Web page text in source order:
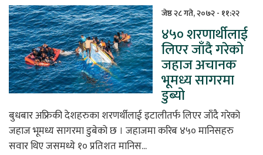
जेष्ठ २८ गते, २०७२ - ११:२२
४५० शरणार्थीलाई
लिएर जाँदै गरेको
जहाज अचानक
भूमध्य सागरमा
डुब्यो
बुधबार अफ्रिकी देशहरुका शरणर्थीलाई इटालीतर्फ लिएर जाँदै गरेको
जहाज भूमध्य सागरमा डुबेको छ । जहाजमा करिब ४५० मानिसहरु
सवार थिए जसमध्ये १० प्रतिशत मानिस...